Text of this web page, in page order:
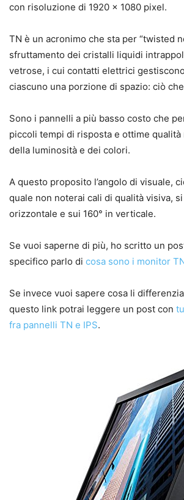
con risoluzione di 1920 x 1080 pixel.
TN è un acronimo che sta per “twisted
sfruttamento dei cristalli liquidi
vetrose, i cui contatti elettrici
ciascuno una porzione di spazio: ciò
Sono i pannelli a più basso costo che
piccoli tempi di risposta e ottime qualità
della luminosità e dei colori.
A questo proposito l’angolo di visuale,
quale non noterai cali di qualità visiva,
orizzontale e sui 160° in verticale.
Se vuoi saperne di più, ho scritto un
specifico parlo di cosa sono i monitor
Se invece vuoi sapere cosa li
questo link potrai leggere un post con
fra pannelli TN e IPS.